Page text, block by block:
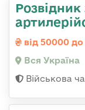
Розвідник
від 50000
Вся Україна
Військова